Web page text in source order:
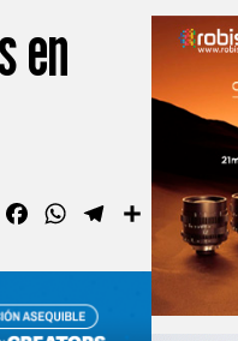
en
FacebookWhatsAppTelegramCompartir